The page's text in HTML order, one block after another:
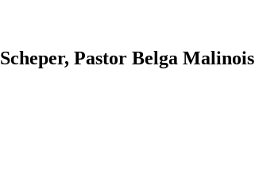
Pastor Belga Malinois